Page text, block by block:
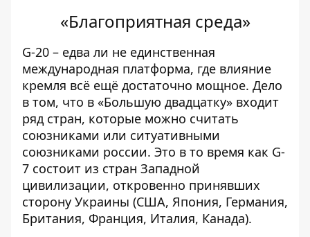
«Благоприятная среда»
G-20 – едва ли не единственная
международная платформа, где влияние
кремля всё ещё достаточно мощное. Дело
в том, что в «Большую двадцатку» входит
ряд стран, которые можно считать
союзниками или ситуативными
союзниками россии. Это в то время как G-
7 состоит из стран Западной
цивилизации, откровенно принявших
сторону Украины (США, Япония, Германия,
Британия, Франция, Италия, Канада).